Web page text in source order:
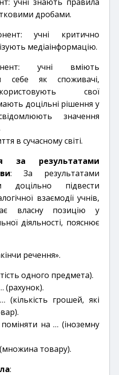
дробами.
учні критично
медіаінформацію.
учні вміють
себе як споживачі,
свої
доцільні рішення у
значення
в сучасному світі.
за результатами
: За результатами
доцільно підвести
взаємодії учнів,
власну позицію у
діяльності, пояснює
речення».
одного предмета).
(рахунок).
грошей, які
на … (іноземну
(множина товару).
: